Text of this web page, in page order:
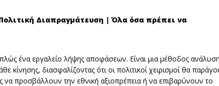
Διαπραγμάτευση | Όλα όσα πρέπει να
ένα εργαλείο λήψης αποφάσεων. Είναι μια μέθοδος
κίνησης, διασφαλίζοντας ότι οι πολιτικοί χειρισμοί θα
να προσβάλλουν την εθνική αξιοπρέπεια ή να επιβαρύνουν το